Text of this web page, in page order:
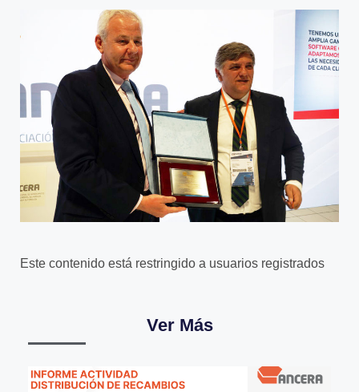
Este contenido está restringido a usuarios registrados
Ver Más